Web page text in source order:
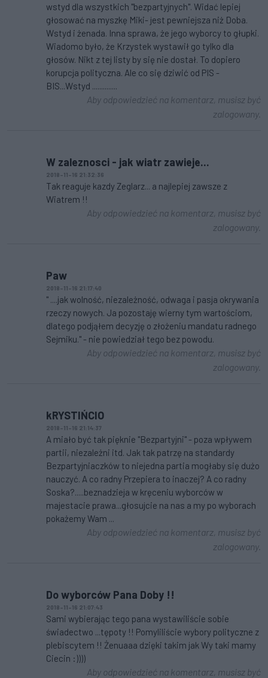
wstyd dla wszystkich "bezpartyjnych". Widać lepiej
głosować na myszkę Miki- jest pewniejsza niż Doba.
Wstyd i żenada. Inna sprawa, że jego wyborcy to głupki.
Wiadomo było, że Krzystek wystawił go tylko dla
głosów. Nikt z tej listy by się nie dostał. To dopiero
korupcja polityczna. Ale co się dziwić od PIS -
BIS...Wstyd ..............
Aby odpowiedzieć na komentarz, musisz być
zalogowany.
W zaleznosci - jak wiatr zawieje...
2018-11-16 21:32:36
Tak reaguje kazdy Zeglarz... a najlepiej zawsze z
Wiatrem !!
Aby odpowiedzieć na komentarz, musisz być
zalogowany.
Paw
2018-11-16 21:17:40
" ....jak wolność, niezależność, odwaga i pasja okrywania
rzeczy nowych. Ja pozostaję wierny tym wartościom,
dlatego podjąłem decyzję o złożeniu mandatu radnego
Sejmiku." - nie powiedział tego bez powodu.
Aby odpowiedzieć na komentarz, musisz być
zalogowany.
kRYSTIŃCIO
2018-11-16 21:14:37
A miało być tak pięknie "Bezpartyjni" - poza wpływem
partii, niezależni itd. Jak tak patrzę na standardy
Bezpartyjniaczków to niejedna partia mogłaby się dużo
nauczyć. A co radny Przepiera to inaczej? A co radny
Soska?.....beznadzieja w kręceniu wyborców w
majestacie prawa...głosujcie na nas a my po wyborach
pokażemy Wam ...
Aby odpowiedzieć na komentarz, musisz być
zalogowany.
Do wyborców Pana Doby !!
2018-11-16 21:07:43
Sami wybierając tego pana wystawiliście sobie
świadectwo ...tępoty !! Pomyliliście wybory polityczne z
plebiscytem !! Żenuaaa dzięki takim jak Wy taki mamy
Ciecin :))))
Aby odpowiedzieć na komentarz, musisz być